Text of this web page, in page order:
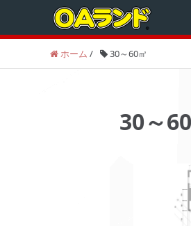
ホーム / 30～60㎡
30～